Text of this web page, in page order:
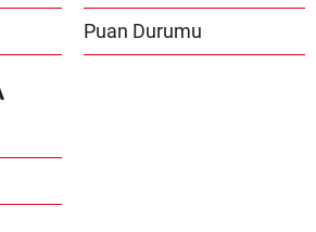
Puan Durumu